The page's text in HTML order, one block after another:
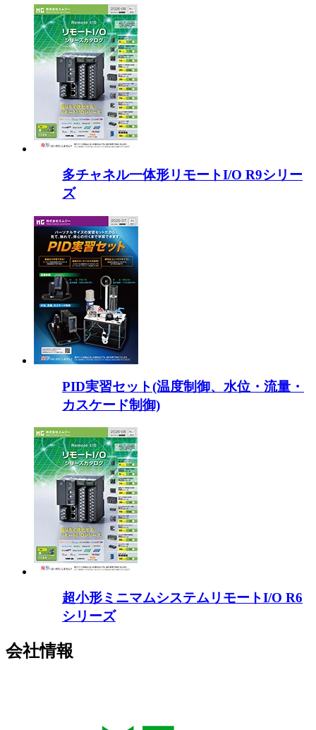
多チャネル一体形リモートI/O R9シリー
ズ
PID実習セット(温度制御、水位・流量・
カスケード制御)
超小形ミニマムシステムリモートI/O R6
シリーズ
会社情報